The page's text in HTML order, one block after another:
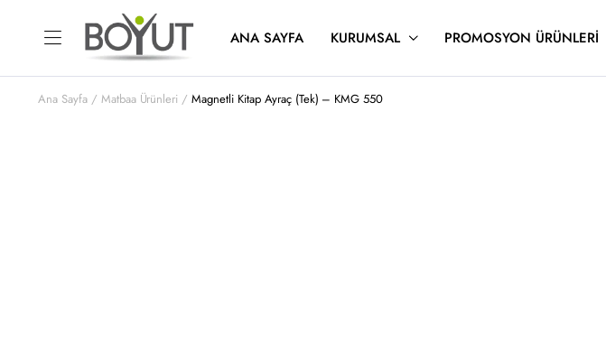
ANA SAYFA KURUMSAL PROMOSYON ÜRÜNLERI
Ana Sayfa Matbaa Ürünleri Magnetli Kitap Ayraç (Tek) – KMG 550